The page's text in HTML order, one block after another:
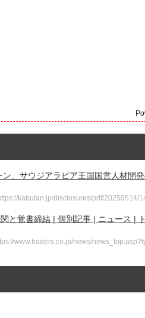
、サウジアラビア王国国営人材開
kabutan.jp/disclosures/pdf/
と覚書締結 | 個別記事 | ニュース |
www.traders.co.jp/news/